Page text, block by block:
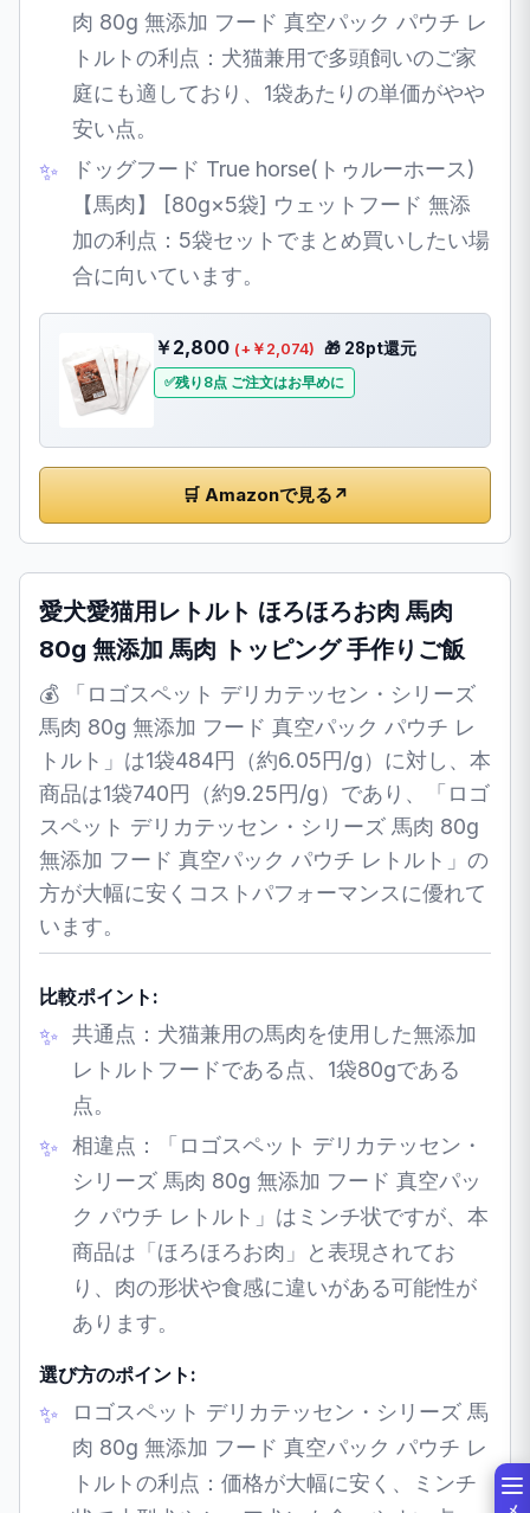
肉 80g 無添加 フード 真空パック パウチ レ
トルトの利点：犬猫兼用で多頭飼いのご家
庭にも適しており、1袋あたりの単価がやや
安い点。
ドッグフード True horse(トゥルーホース)
【馬肉】 [80g×5袋] ウェットフード 無添
加の利点：5袋セットでまとめ買いしたい場
合に向いています。
￥2,800 (+￥2,074) 🎁 28pt還元
残り8点 ご注文はお早めに
🛒 Amazonで見る ↗
愛犬愛猫用レトルト ほろほろお肉 馬肉
80g 無添加 馬肉 トッピング 手作りご飯
💰 「ロゴスペット デリカテッセン・シリーズ
馬肉 80g 無添加 フード 真空パック パウチ レ
トルト」は1袋484円（約6.05円/g）に対し、本
商品は1袋740円（約9.25円/g）であり、「ロゴ
スペット デリカテッセン・シリーズ 馬肉 80g
無添加 フード 真空パック パウチ レトルト」の
方が大幅に安くコストパフォーマンスに優れて
います。
比較ポイント:
共通点：犬猫兼用の馬肉を使用した無添加
レトルトフードである点、1袋80gである
点。
相違点：「ロゴスペット デリカテッセン・
シリーズ 馬肉 80g 無添加 フード 真空パッ
ク パウチ レトルト」はミンチ状ですが、本
商品は「ほろほろお肉」と表現されてお
り、肉の形状や食感に違いがある可能性が
あります。
選び方のポイント:
ロゴスペット デリカテッセン・シリーズ 馬
肉 80g 無添加 フード 真空パック パウチ レ
トルトの利点：価格が大幅に安く、ミンチ